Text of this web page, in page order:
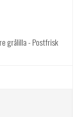
grålilla - Postfrisk